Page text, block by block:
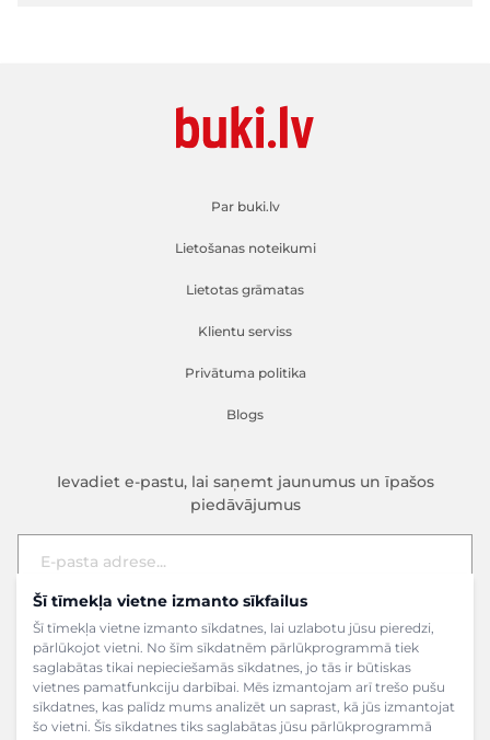
Šī tīmekļa vietne izmanto sīkfailus
Šī tīmekļa vietne izmanto sīkdatnes, lai uzlabotu jūsu pieredzi,
pārlūkojot vietni. No šīm sīkdatnēm pārlūkprogrammā tiek
saglabātas tikai nepieciešamās sīkdatnes, jo tās ir būtiskas
vietnes pamatfunkciju darbībai. Mēs izmantojam arī trešo pušu
sīkdatnes, kas palīdz mums analizēt un saprast, kā jūs izmantojat
šo vietni. Šīs sīkdatnes tiks saglabātas jūsu pārlūkprogrammā
Par buki.lv
Lietošanas noteikumi
Lietotas grāmatas
Klientu serviss
Privātuma politika
Blogs
Ievadiet e-pastu, lai saņemt jaunumus un īpašos
piedāvājumus
E-pasta adrese
Pieteikties